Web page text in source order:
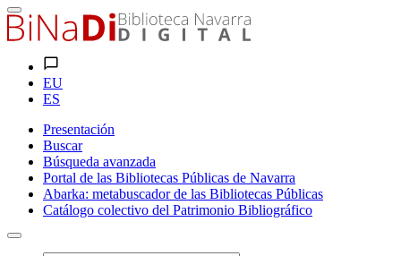
EU
ES
Presentación
Buscar
Búsqueda avanzada
Portal de las Bibliotecas Públicas de Navarra
Abarka: metabuscador de las Bibliotecas Públicas
Catálogo colectivo del Patrimonio Bibliográfico